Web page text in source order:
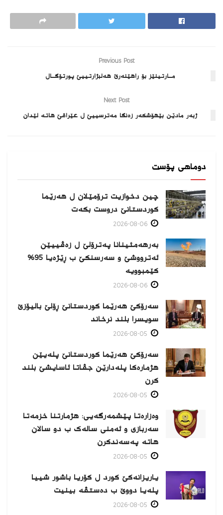
Previous Post
مــارتینێز بۆ راهێنه‌رێ هه‌لبژارتییێ پورتۆگــال
Next Post
ژبه‌ر مادێن بێهۆشكه‌ر زه‌نگا مه‌ترسییێ ل عێراقێ هاته‌ لێدان
دوماهی پۆست
چین دخوازیت ترۆمێلان ل هەرێما
كوردستانێ دروست بكەت
بەرهەمئینانا په‌ترۆلێ ل زه‌ڤییێن
ئەترووشێ و سەرسنكێ ب ڕێژەیا 95%
كێمبوویە
سەرۆکێ هەرێما کوردستانێ ڕۆلێ بالیۆزێ
سویسرا بلند نرخاند
سەرۆکێ هەرێما کوردستانێ پلەیێن
هژمارەكا پلەدارێن جڤاتا ئاسایشێ بلند
كرن
وەزارەتا پێشمەرگەیی: هژمارتنا خزمەتا
سەربازی و ئەمنی سالەک ب دو سالان
هاتە پەسەندكرن
یاریزانەكێ کورد ل کۆریا باشور شییا
پلەیا دووێ ب دەستڤە بینیت